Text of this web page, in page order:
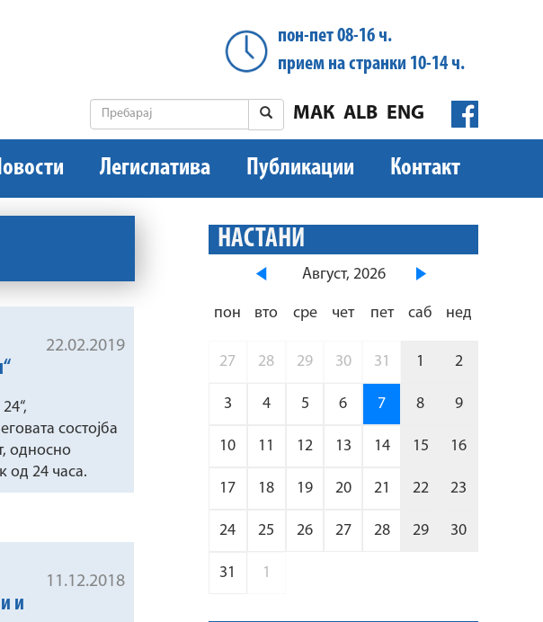
пон-пет 08-16 ч.
прием на странки 10-14 ч.
ENG
ALB
МАК
Легислатива Публикации Контакт
22.02.2019
состојба
односно
од 24 часа.
11.12.2018
и
НАСТАНИ
Август, 2026
пон вто сре чет пет саб нед
27 28 29 30 31 1 2
3 4 5 6 7 8 9
10 11 12 13 14 15 16
17 18 19 20 21 22 23
24 25 26 27 28 29 30
31 1